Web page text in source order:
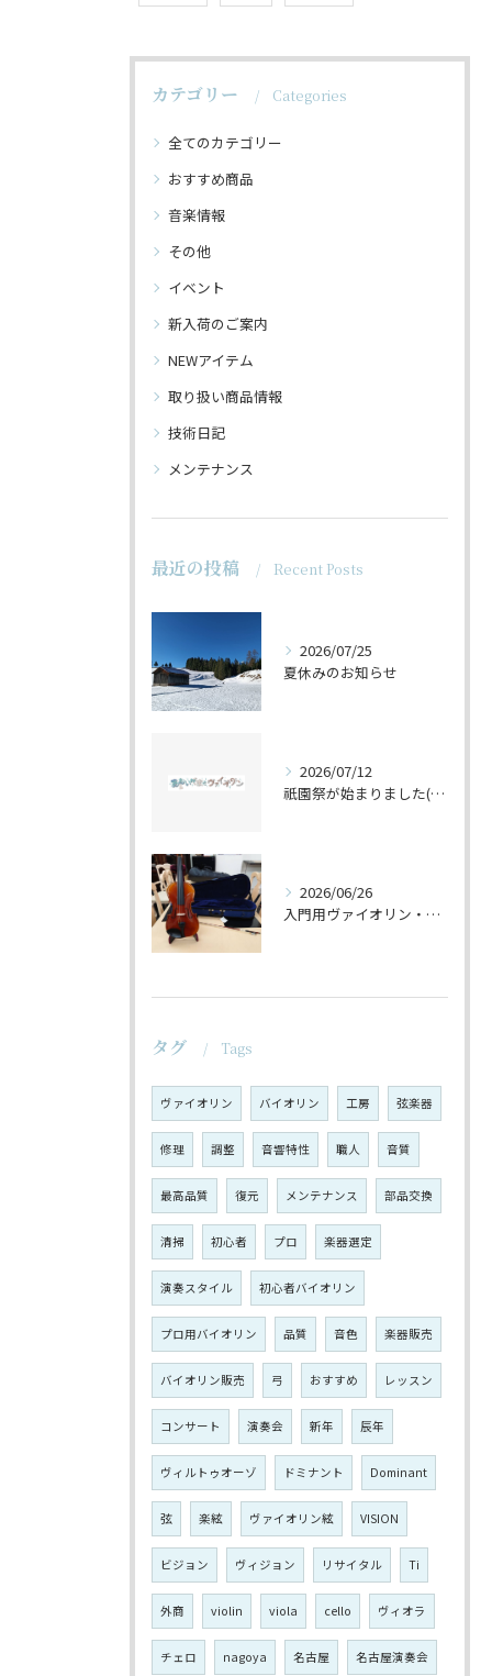
カテゴリー Categories
全てのカテゴリー
おすすめ商品
音楽情報
その他
イベント
新入荷のご案内
NEWアイテム
取り扱い商品情報
技術日記
メンテナンス
最近の投稿 Recent Posts
2026/07/25
夏休みのお知らせ
2026/07/12
祇園祭が始まりました(^^♪
2026/06/26
入門用ヴァイオリン・セットの仕上げ♪
タグ Tags
ヴァイオリン バイオリン 工房 弦楽器
修理 調整 音響特性 職人 音質
最高品質 復元 メンテナンス 部品交換
清掃 初心者 プロ 楽器選定
演奏スタイル 初心者バイオリン
プロ用バイオリン 品質 音色 楽器販売
バイオリン販売 弓 おすすめ レッスン
コンサート 演奏会 新年 辰年
ヴィルトゥオーゾ ドミナント Dominant
弦 楽絃 ヴァイオリン絃 VISION
ビジョン ヴィジョン リサイタル Ti
外商 violin viola cello ヴィオラ
チェロ nagoya 名古屋 名古屋演奏会